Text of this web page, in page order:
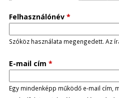
l
s
ő
d
Felhasználónév *
Szóköz használata megengedett. Az
E-mail cím *
Egy mindenképp működő e-mail cím,